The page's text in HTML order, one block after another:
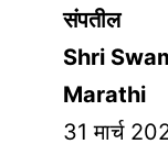
संपतील
Shri
Marathi
31 मार्च